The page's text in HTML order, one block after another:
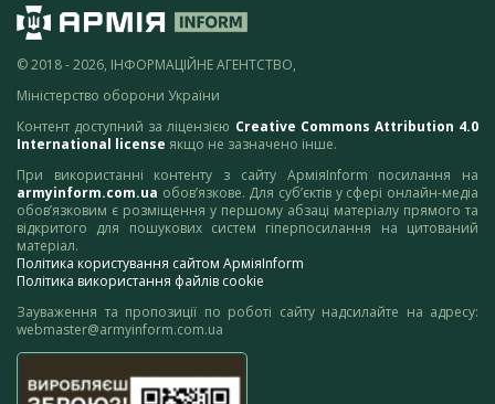
© 2018 - 2026, ІНФОРМАЦІЙНЕ АГЕНТСТВО,
Міністерство оборони України
Контент доступний за ліцензією Creative Commons Attribution 4.0
International license якщо не зазначено інше.
При використанні контенту з сайту АрміяInform посилання на
armyinform.com.ua обов’язкове. Для суб’єктів у сфері онлайн-медіа
обов’язковим є розміщення у першому абзаці матеріалу прямого та
відкритого для пошукових систем гіперпосилання на цитований
матеріал.
Політика користування сайтом АрміяInform
Політика використання файлів cookie
Зауваження та пропозиції по роботі сайту надсилайте на адресу:
webmaster@armyinform.com.ua